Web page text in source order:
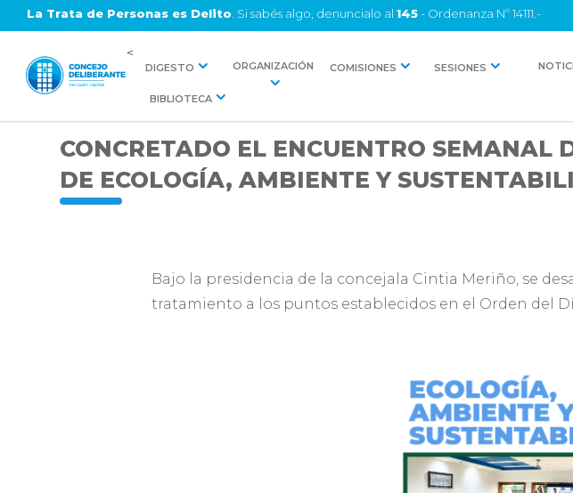
La Trata de Personas es Delito . Si sabés algo, denuncialo al 145- Ordenanza Nº 14111.-
<
DIGESTO ORGANIZACIÓN COMISIONES SESIONES
BIBLIOTECA
CONCRETADO EL ENCUENTRO SEMANAL
DE ECOLOGÍA, AMBIENTE Y
Bajo la presidencia de la concejala Cintia Meriño, se
tratamiento a los puntos establecidos en el Orden del